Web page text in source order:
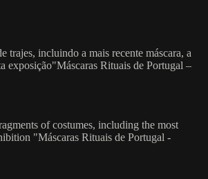
trajes, incluindo a mais recente máscara, a
exposição"Máscaras Rituais de Portugal –
of costumes, including the most
"Máscaras Rituais de Portugal -